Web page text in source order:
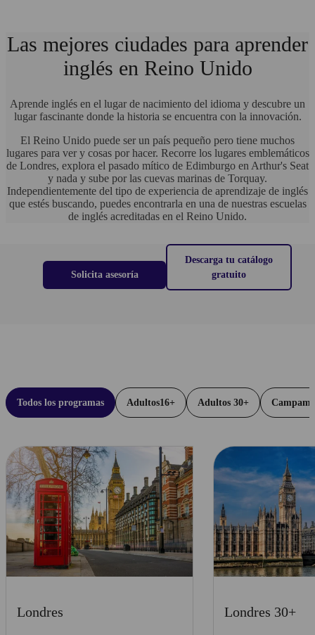
Las mejores ciudades para aprender
inglés en Reino Unido
Aprende inglés en el lugar de nacimiento del idioma y descubre un
lugar fascinante donde la historia se encuentra con la innovación.
El Reino Unido puede ser un país pequeño pero tiene muchos
lugares para ver y cosas por hacer. Recorre los lugares emblemáticos
de Londres, explora el pasado mítico de Edimburgo en Arthur's Seat
y nada y sube por las cuevas marinas de Torquay.
Independientemente del tipo de experiencia de aprendizaje de inglés
que estés buscando, puedes encontrarla en una de nuestras escuelas
de inglés acreditadas en el Reino Unido.
Solicita asesoría
Descarga tu catálogo
gratuito
Todos los programas Adultos16+ Adultos 30+
Londres Londres 30+
Saber